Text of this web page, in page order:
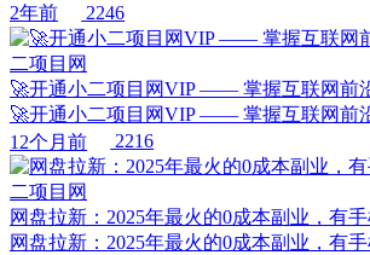
2年前
2246
🚀开通小二项目网VIP —— 掌握互联网前
🚀开通小二项目网VIP —— 掌握互联网前
12个月前
2216
网盘拉新：2025年最火的0成本副业，有手
网盘拉新：2025年最火的0成本副业，有手